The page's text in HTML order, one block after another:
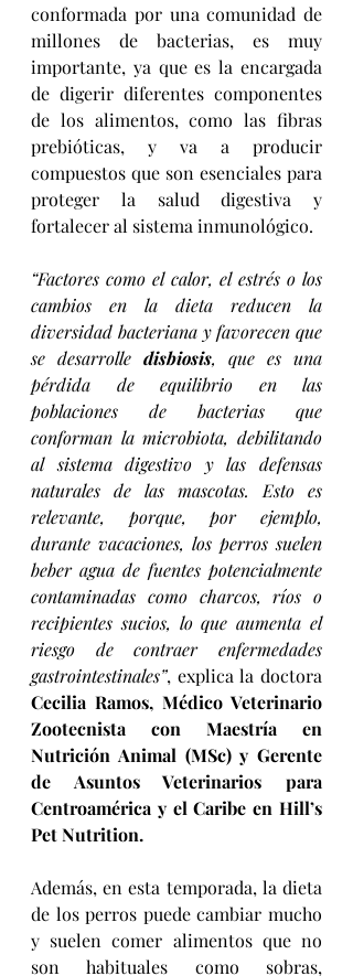
conformada por una comunidad de
millones de bacterias, es muy
importante, ya que es la encargada
de digerir diferentes componentes
de los alimentos, como las fibras
prebióticas, y va a producir
compuestos que son esenciales para
proteger la salud digestiva y
fortalecer al sistema inmunológico.
“Factores como el calor, el estrés o los
cambios en la dieta reducen la
diversidad bacteriana y favorecen que
se desarrolle disbiosis, que es una
pérdida de equilibrio en las
poblaciones de bacterias que
conforman la microbiota, debilitando
al sistema digestivo y las defensas
naturales de las mascotas. Esto es
relevante, porque, por ejemplo,
durante vacaciones, los perros suelen
beber agua de fuentes potencialmente
contaminadas como charcos, ríos o
recipientes sucios, lo que aumenta el
riesgo de contraer enfermedades
gastrointestinales”
Cecilia Ramos, Médico Veterinario
Zootecnista con Maestría en
Nutrición Animal (MSc) y Gerente
de Asuntos Veterinarios para
Centroamérica y el Caribe en Hill’s
Pet Nutrition.
Además, en esta temporada, la dieta
de los perros puede cambiar mucho
y suelen comer alimentos que no
son habituales como sobras,